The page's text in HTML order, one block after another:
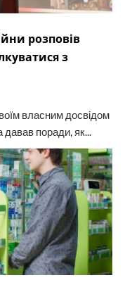
розповів
з
власним досвідом
давав поради, як...